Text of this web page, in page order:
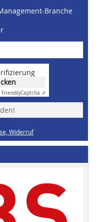
Branche
FriendlyCaptcha ⇗
Widerruf